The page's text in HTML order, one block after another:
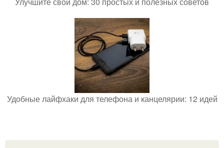
Удобные лайфхаки для телефона и канцелярии: 12 идей